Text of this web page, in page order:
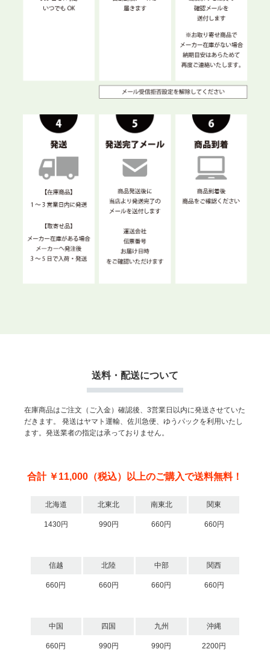
送料・配送について
在庫商品はご注文（ご入金）確認後、3営業日以内に発送させていた
だきます。
発送はヤマト運輸、佐川急便、ゆうパックを利用いたし
ます。発送業者の指定は承っておりません。
合計 ￥11,000（税込）以上のご購入で送料無料！
北海道 北東北 南東北 関東
1430円 990円 660円 660円
信越 北陸 中部 関西
660円 660円 660円 660円
中国 四国 九州 沖縄
660円 990円 990円 2200円